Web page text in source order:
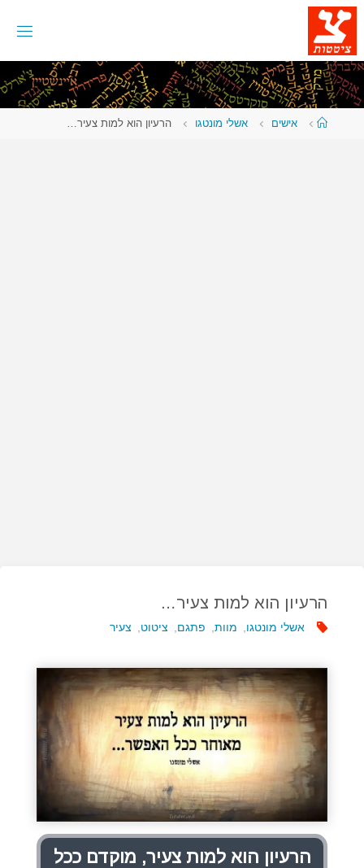
דלגו
לתוכן
עמודאישים אשלי מונטגו הרעיון הוא למות צעיר…
הרעיון הוא למות צעיר…
אשלי מונטגו מוות פתגם ציטוט צעיר
הרעיון הוא למות צעיר, מוקדם ככל